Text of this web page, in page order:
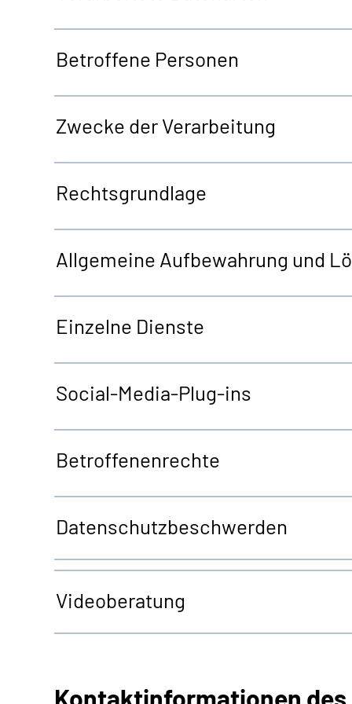
Betroffene Personen
Zwecke der Verarbeitung
Rechtsgrundlage
Allgemeine Aufbewahrung und
Einzelne Dienste
Social-Media-Plug-ins
Betroffenenrechte
Datenschutzbeschwerden
Videoberatung
Kontaktinformationen